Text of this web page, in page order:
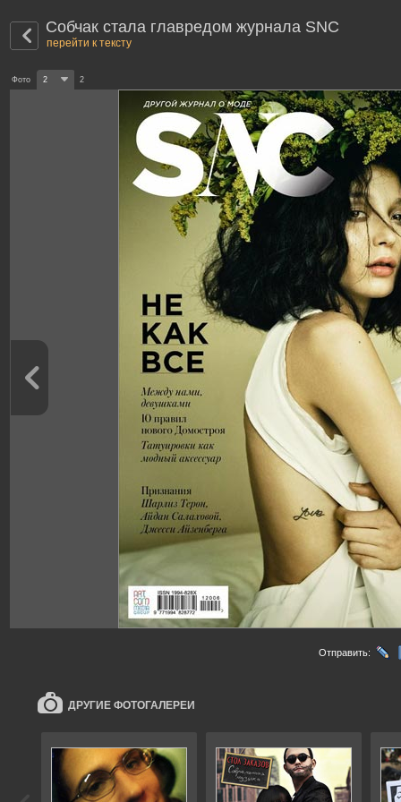
Собчак стала главредом журнала SNC
перейти к тексту
Фото 2 2
Отправить:
ДРУГИЕ ФОТОГАЛЕРЕИ